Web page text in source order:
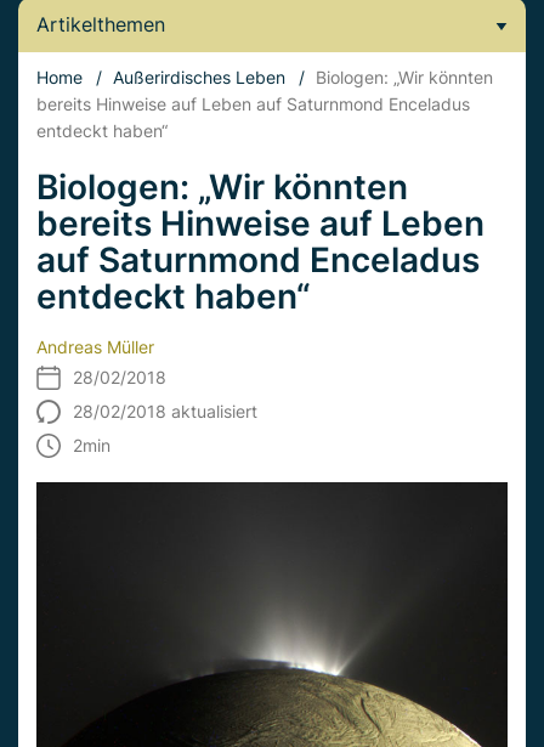
Artikelthemen
Home / Außerirdisches Leben / Biologen: „Wir könnten
bereits Hinweise auf Leben auf Saturnmond Enceladus
entdeckt haben“
Biologen: „Wir könnten
bereits Hinweise auf Leben
auf Saturnmond Enceladus
entdeckt haben“
Andreas Müller
28/02/2018
28/02/2018 aktualisiert
2min